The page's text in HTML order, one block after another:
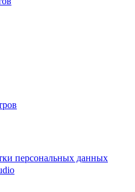
персональных данных